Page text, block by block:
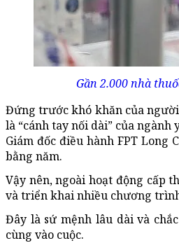
Gần 2.000 nhà
Đứng trước khó khăn của người
là “cánh tay nối dài” của
Giám đốc điều hành FPT Long
bằng năm.
Vậy nên, ngoài hoạt động cấp
và triển khai nhiều chương
Đây là sứ mệnh lâu dài và
cùng vào cuộc.